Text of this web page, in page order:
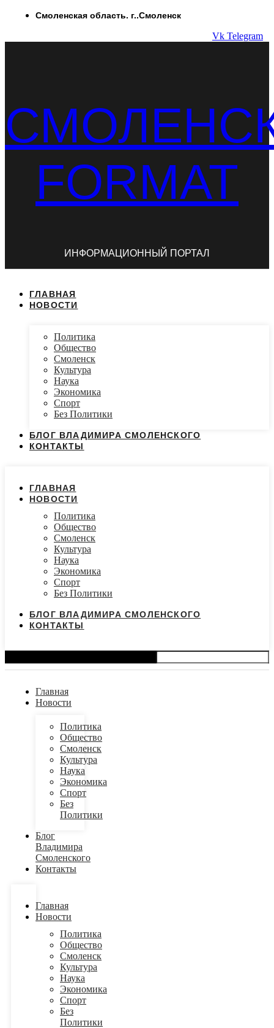
ПерейтиСмоленская область. г..Смоленск
Vk Telegram
FORMAT
ИНФОРМАЦИОННЫЙ ПОРТАЛ
ГЛАВНАЯ
НОВОСТИ
Политика
Общество
Смоленск
Культура
Наука
Экономика
Спорт
Без Политики
БЛОГ ВЛАДИМИРА СМОЛЕНСКОГО
КОНТАКТЫ
ГЛАВНАЯ
НОВОСТИ
Политика
Общество
Смоленск
Культура
Наука
Экономика
Спорт
Без Политики
БЛОГ ВЛАДИМИРА СМОЛЕНСКОГО
КОНТАКТЫ
Главная
Новости
Политика
Общество
Смоленск
Культура
Наука
Экономика
Спорт
Без
Политики
Блог
Владимира
Смоленского
Контакты
Главная
Новости
Политика
Общество
Смоленск
Культура
Наука
Экономика
Спорт
Без
Политики